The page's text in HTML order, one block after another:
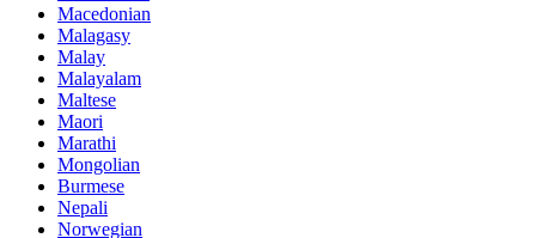
Macedonian
Malagasy
Malay
Malayalam
Maltese
Maori
Marathi
Mongolian
Burmese
Nepali
Norwegian